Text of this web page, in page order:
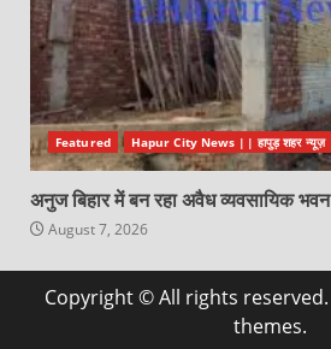
Featured Hapur City News || हापुड़ शहर न्यूज़
अनुज बिहार में बन रहा अवैध व्यवसायिक भवन
August 7, 2026
Copyright © All rights reserved.
themes.